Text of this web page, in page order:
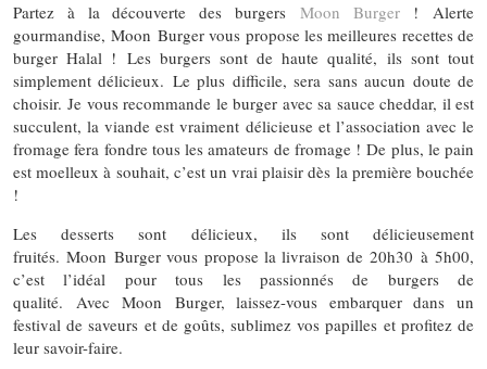
Partez à la découverte des burgers Moon Burger ! Alerte
gourmandise, Moon Burger vous propose les meilleures recettes de
burger Halal ! Les burgers sont de haute qualité, ils sont tout
simplement délicieux. Le plus difficile, sera sans aucun doute de
choisir. Je vous recommande le burger avec sa sauce cheddar, il est
succulent, la viande est vraiment délicieuse et l’association avec le
fromage fera fondre tous les amateurs de fromage ! De plus, le pain
est moelleux à souhait, c’est un vrai plaisir dès la première bouchée
!
Les desserts sont délicieux, ils sont délicieusement
fruités. Moon Burger vous propose la livraison de 20h30 à 5h00,
c’est l’idéal pour tous les passionnés de burgers de
qualité. Avec Moon Burger, laissez-vous embarquer dans un
festival de saveurs et de goûts, sublimez vos papilles et profitez de
leur savoir-faire.